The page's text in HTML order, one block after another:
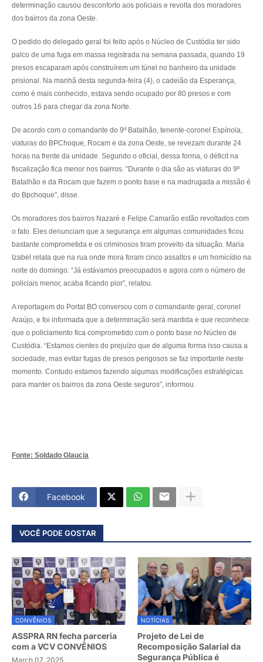
determinação causou desconforto aos policiais e revolta dos moradores
dos bairros da zona Oeste.
O pedido do delegado geral foi feito após o Núcleo de Custódia ter sido
palco de uma fuga em massa registrada na semana passada, quando 19
presos escaparam após construírem um túnel no banheiro da unidade
prisional. Na manhã desta segunda-feira (4), o cadeião da Esperança,
como é mais conhecido, estava sendo ocupado por 80 presos e com
outros 16 para chegar da zona Norte.
De acordo com o comandante do 9º Batalhão, tenente-coronel Espínola,
viaturas do BPChoque, Rocam e da zona Oeste, se revezam durante 24
horas na frente da unidade. Segundo o oficial, dessa forma, o déficit na
fiscalização fica menor nos bairros. “Durante o dia são as viaturas do 9º
Batalhão e da Rocam que fazem o ponto base e na madrugada a missão é
do Bpchoque”, disse.
Os moradores dos bairros Nazaré e Felipe Camarão estão revoltados com
o fato. Eles denunciam que a segurança em algumas comunidades ficou
bastante comprometida e os criminosos tiram proveito da situação. Maria
Izabel relata que na rua onde mora foram cinco assaltos e um homicídio na
noite do domingo. “Já estávamos preocupados e agora com o número de
policiais menor, acaba ficando pior”, relatou.
A reportagem do Portal BO conversou com o comandante geral, coronel
Araújo, e foi informada que a determinação será mantida e que reconhece
que o policiamento fica comprometido com o ponto base no Núcleo de
Custódia. “Estamos cientes do prejuízo que de alguma forma isso causa a
sociedade, mas evitar fugas de presos perigosos se faz importante neste
momento. Contudo estamos fazendo algumas modificações estratégicas
para manter os bairros da zona Oeste seguros”, informou.
Fonte: Soldado Glaucia
Facebook
VOCÊ PODE GOSTAR
CONVÊNIOS
ASSPRA RN fecha parceria
com a VCV CONVÊNIOS
March 07, 2025
NOTÍCIAS
Projeto de Lei de
Recomposição Salarial da
Segurança Pública é